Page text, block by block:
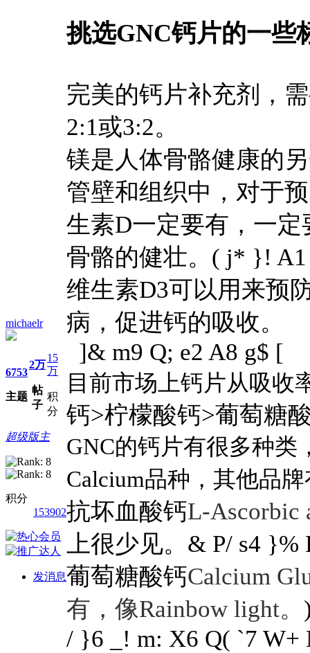
michaelr
6753
主题
2万
帖
子
15
万
积
分
超级版主
积分
153902
发消息
挑选GNC钙片的一些
完美的钙片补充剂，
2:1或3:2。
镁是人体骨骼健康的
管壁和组织中，对于
生素D一定要有，一
骨骼的健壮。 ( j* }! A1
维生素D3可以用来预
病，促进钙的吸收。
]& m9 Q; e2 A8 g$ [
目前市场上钙片从吸收
钙>柠檬酸钙>葡萄糖
GNC的钙片有很多种类
Calcium品种，其他品
抗坏血酸钙L-Ascorbic
上很少见。 & P/ s4 }%
葡萄糖酸钙Calcium
有，像Rainbow light。
/ }6 _! m: X6 Q( `7 W+